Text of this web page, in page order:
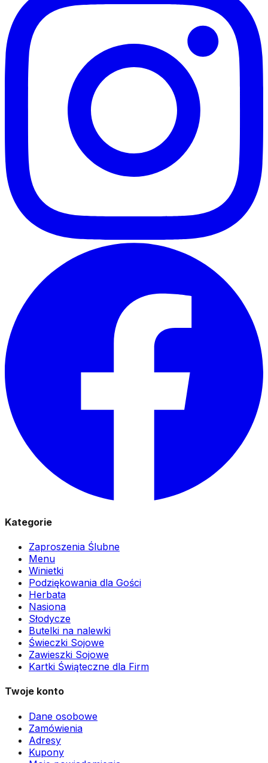
Kategorie
Zaproszenia Ślubne
Menu
Winietki
Podziękowania dla Gości
Herbata
Nasiona
Słodycze
Butelki na nalewki
Świeczki Sojowe
Zawieszki Sojowe
Kartki Świąteczne dla Firm
Twoje konto
Dane osobowe
Zamówienia
Adresy
Kupony